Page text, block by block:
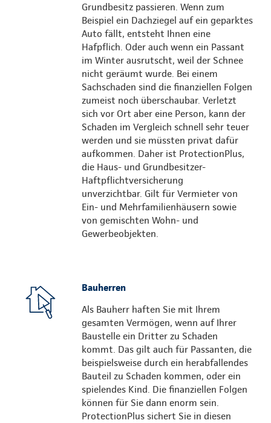
Grundbesitz passieren. Wenn zum
Beispiel ein Dachziegel auf ein geparktes
Auto fällt, entsteht Ihnen eine
Hafpflich. Oder auch wenn ein Passant
im Winter ausrutscht, weil der Schnee
nicht geräumt wurde. Bei einem
Sachschaden sind die finanziellen Folgen
zumeist noch überschaubar. Verletzt
sich vor Ort aber eine Person, kann der
Schaden im Vergleich schnell sehr teuer
werden und sie müssten privat dafür
aufkommen. Daher ist ProtectionPlus,
die Haus- und Grundbesitzer-
Haftpflichtversicherung
unverzichtbar. Gilt für Vermieter von
Ein- und Mehrfamilienhäusern sowie
von gemischten Wohn- und
Gewerbeobjekten.
Bauherren
Als Bauherr haften Sie mit Ihrem
gesamten Vermögen, wenn auf Ihrer
Baustelle ein Dritter zu Schaden
kommt. Das gilt auch für Passanten, die
beispielsweise durch ein herabfallendes
Bauteil zu Schaden kommen, oder ein
spielendes Kind. Die finanziellen Folgen
können für Sie dann enorm sein.
ProtectionPlus sichert Sie in diesen